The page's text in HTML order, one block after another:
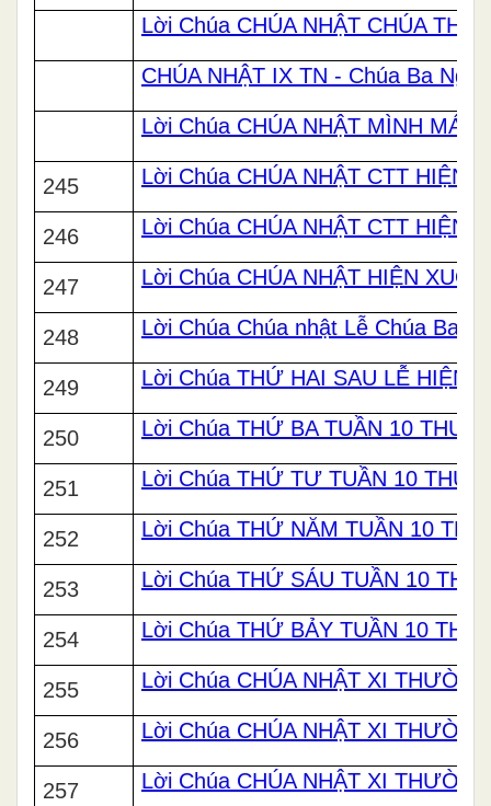
Lời Chúa CHÚA NHẬT CHÚA
CHÚA NHẬT IX TN - Chúa Ba Ngôi
Lời Chúa CHÚA NHẬT MÌNH MÁU
245 Lời Chúa CHÚA NHẬT CTT HIỆN
246 Lời Chúa CHÚA NHẬT CTT HIỆN
247 Lời Chúa CHÚA NHẬT HIỆN
248 Lời Chúa Chúa nhật Lễ Chúa Ba
249 Lời Chúa THỨ HAI SAU LỄ HIỆN
250 Lời Chúa THỨ BA TUẦN 10
251 Lời Chúa THỨ TƯ TUẦN 10
252 Lời Chúa THỨ NĂM TUẦN 10
253 Lời Chúa THỨ SÁU TUẦN 10
254 Lời Chúa THỨ BẢY TUẦN 10
255 Lời Chúa CHÚA NHẬT XI
256 Lời Chúa CHÚA NHẬT XI
257 Lời Chúa CHÚA NHẬT XI